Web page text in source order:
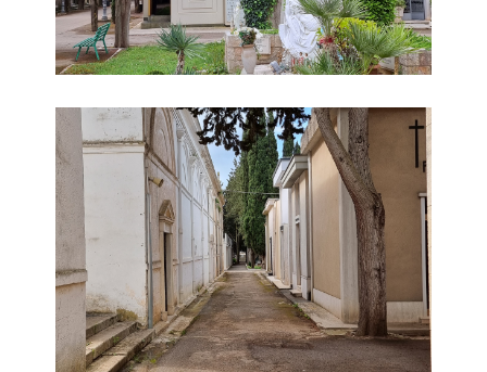
Immagine 2 Cimitero Vecchio